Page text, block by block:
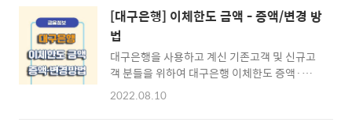
신 고객님들 중 비밀번호가 생각나지 않거나 비
밀번호 횟수 오류로 인하여 막히신 분들이라면
비밀번호 신규 변경을 통해 ..
증" 아래 내용에서 대구은행 희망플러스 특례보
증 모바일 신청방법 및 신청절차에 대하여 알아
보도록 하겠습니다. ※ [목차] 대구은행 희망플
러스 특례보증 ⊙ 1. 특례보증 알아보기 ☜ ⊙
2. 특례보증 준비하기 ☜ ⊙ 3. 특례보증 신청하
기 ☜ 소상공인 희망플러스 특례보증 알아보기
[대구은행] 이체한도 금액 - 증액/변경 방
법
대구은행을 사용하고 계신 기존고객 및 신규고
객 분들을 위하여 대구은행 이체한도 증액·변
경하는 방법에 대하여 알아보도록 하겠습니다.
2022.08.10